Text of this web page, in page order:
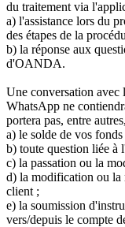
du traitement via
a) l'assistance lors du
des étapes de la
b) la réponse aux
d'OANDA.
Une conversation avec
WhatsApp ne
portera pas, entre
a) le solde de vos
b) toute question liée à
c) la passation ou la
d) la modification ou la
client ;
e) la soumission
vers/depuis le compte